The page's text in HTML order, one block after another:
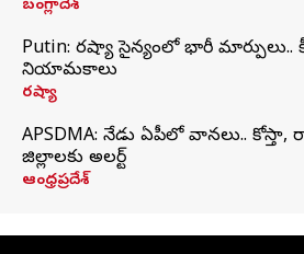
బంగ్లాదేశ్
Putin: రష్యా సైన్యంలో భారీ మార్పులు..
నియామకాలు
రష్యా
APSDMA: నేడు ఏపీలో వానలు..
జిల్లాలకు అలర్ట్
ఆంధ్రప్రదేశ్